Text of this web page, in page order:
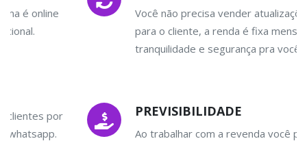
Você não precisa vender atualizações anuais
para o cliente, a renda é fixa mensal. Mais
tranquilidade e segurança pra você.
PREVISIBILIDADE
Ao trabalhar com a revenda você passa a